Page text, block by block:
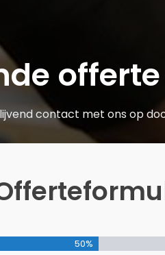
contact met ons op
50%